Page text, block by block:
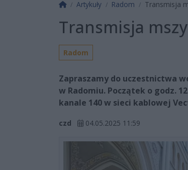
Strona główna
Artykuły Radom Transmisja
Transmisja
Radom
Zapraszamy do uczestnictwa
w Radomiu. Początek o godz.
kanale 140 w sieci kablowej
czd 04.05.2025 11:59